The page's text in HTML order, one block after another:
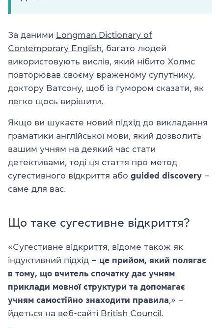
За даними Longman Dictionary of
Contemporary English , багато людей
використовують вислів, який нібито Холмс
повторював своєму враженому супутнику,
доктору Ватсону, щоб із гумором сказати, як
легко щось вирішити.
Якщо ви шукаєте новий підхід до викладання
граматики англійської мови, який дозволить
вашим учням на деякий час стати
детективами, тоді ця стаття про метод
сугестивного відкриття або guided discovery –
саме для вас.
Що таке сугестивне відкриття?
«Сугестивне відкриття, відоме також як
індуктивний підхід – це прийом, який полягає
в тому, що вчитель спочатку дає учням
приклади мовної структури та допомагає
учням самостійно знаходити правила ,» –
йдеться на веб-сайті British Council